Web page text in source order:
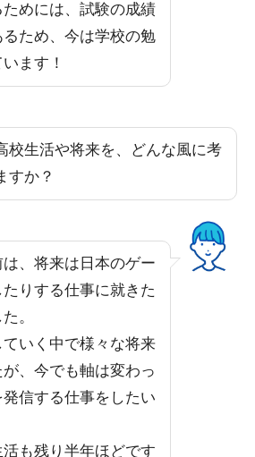
めには、試験の成績
ため、今は学校の勉
ます！
校生活や将来を、どんな風に考
すか？
、将来は日本のゲー
りする仕事に就きた
。
いく中で様々な将来
、今でも軸は変わっ
信する仕事をしたい
も残り半年ほどです